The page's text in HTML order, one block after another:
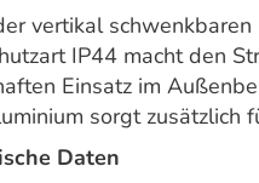
vertikal
IP44 macht den
Einsatz im
sorgt zusätzlich
Daten